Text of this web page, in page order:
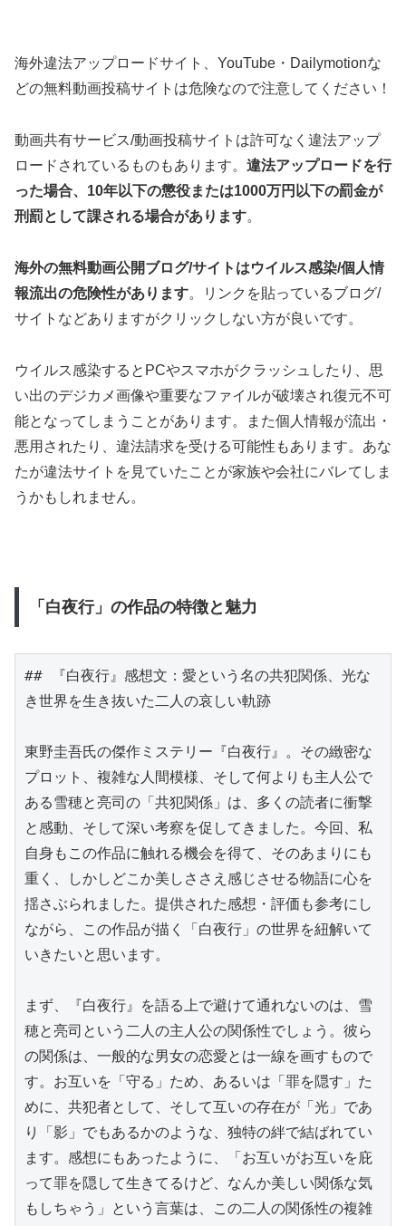
海外違法アップロードサイト、YouTube・Dailymotionな
どの無料動画投稿サイトは危険なので注意してください！
動画共有サービス/動画投稿サイトは許可なく違法アップ
ロードされているものもあります。 違法アップロードを行
った場合、10年以下の懲役または1000万円以下の罰金が
刑罰として課される場合があります。
海外の無料動画公開ブログ/サイトはウイルス感染/個人情
報流出の危険性があります。リンクを貼っているブログ/
サイトなどありますがクリックしない方が良いです。
ウイルス感染するとPCやスマホがクラッシュしたり、思
い出のデジカメ画像や重要なファイルが破壊され復元不可
能となってしまうことがあります。また個人情報が流出・
悪用されたり、違法請求を受ける可能性もあります。あな
たが違法サイトを見ていたことが家族や会社にバレてしま
うかもしれません。
「白夜行」の作品の特徴と魅力
## 『白夜行』感想文：愛という名の共犯関係、光な
き世界を生き抜いた二人の哀しい軌跡
東野圭吾氏の傑作ミステリー『白夜行』。その緻密な
プロット、複雑な人間模様、そして何よりも主人公で
ある雪穂と亮司の「共犯関係」は、多くの読者に衝撃
と感動、そして深い考察を促してきました。今回、私
自身もこの作品に触れる機会を得て、そのあまりにも
重く、しかしどこか美しささえ感じさせる物語に心を
揺さぶられました。提供された感想・評価も参考にし
ながら、この作品が描く「白夜行」の世界を紐解いて
いきたいと思います。
まず、『白夜行』を語る上で避けて通れないのは、雪
穂と亮司という二人の主人公の関係性でしょう。彼ら
の関係は、一般的な男女の恋愛とは一線を画すもので
す。お互いを「守る」ため、あるいは「罪を隠す」た
めに、共犯者として、そして互いの存在が「光」であ
り「影」でもあるかのような、独特の絆で結ばれてい
ます。感想にもあったように、「お互いがお互いを庇
って罪を隠して生きてるけど、なんか美しい関係な気
もしちゃう」という言葉は、この二人の関係性の複雑